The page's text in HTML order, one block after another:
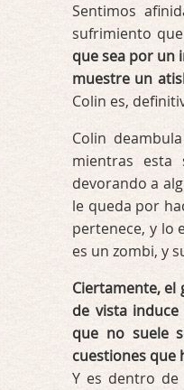
Sentimos
sufrimiento
que sea por un
muestre un
Colin es,
Colin
mientras esta
devorando a
le queda por
pertenece, y lo
es un zombi, y
Ciertamente, el
de vista
que no suele
cuestiones que
Y es dentro de